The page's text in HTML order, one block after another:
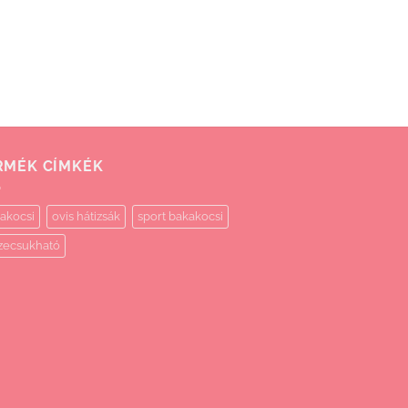
CÍMKÉK
ovis hátizsák sport bakakocsi